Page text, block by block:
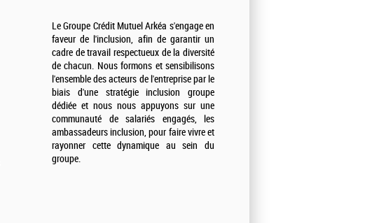
Le Groupe Crédit Mutuel Arkéa s'engage en
faveur de l'inclusion, afin de garantir un
cadre de travail respectueux de la diversité
de chacun. Nous formons et sensibilisons
l'ensemble des acteurs de l'entreprise par le
biais d'une stratégie inclusion groupe
dédiée et nous nous appuyons sur une
communauté de salariés engagés, les
ambassadeurs inclusion, pour faire vivre et
rayonner cette dynamique au sein du
groupe.